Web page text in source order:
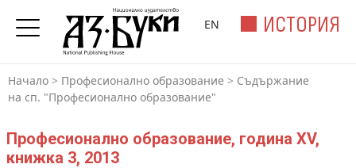
ИСТОРИЯ
EN
Начало > Професионално образование > Съдържание
на сп. "Професионално образование"
Професионално образование, година XV,
книжка 3, 2013